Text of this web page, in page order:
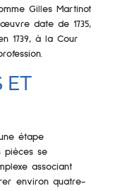
Gilles Martinot
date de 1735,
1739, à la Cour
ET
étape
pièces se
associant
environ quatre-